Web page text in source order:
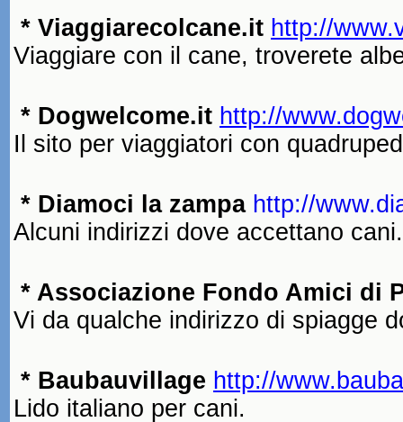
* Viaggiarecolcane.it http://
Viaggiare con il cane, troverete
* Dogwelcome.it http://
Il sito per viaggiatori con
* Diamoci la zampa http://
Alcuni indirizzi dove accettano cani.
* Associazione Fondo Amici di
Vi da qualche indirizzo di spiagge
* Baubauvillage http://
Lido italiano per cani.